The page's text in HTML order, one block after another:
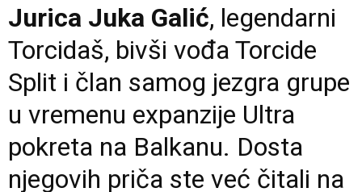
Jurica Juka Galić, legendarni
Torcidaš, bivši vođa Torcide
Split i član samog jezgra grupe
u vremenu expanzije Ultra
pokreta na Balkanu. Dosta
njegovih priča ste već čitali na